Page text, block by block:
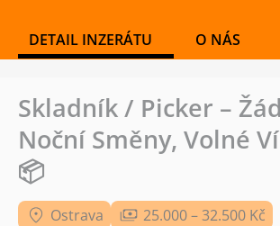
DETAIL INZERÁTU O NÁS
Skladník / Picker –
Noční Směny, Volné
📦
Ostrava
25.000 – 32.500 Kč